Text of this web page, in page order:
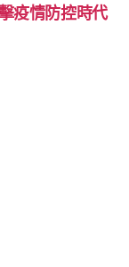
疫情防控時代